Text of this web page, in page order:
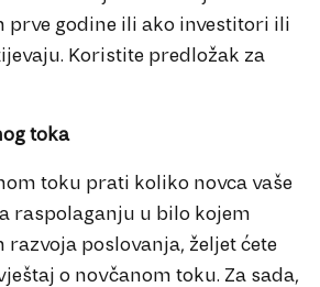
prve godine ili ako investitori ili
Koristite predložak za
toka
toku prati koliko novca vaše
raspolaganju u bilo kojem
poslovanja, željet ćete
o novčanom toku. Za sada,